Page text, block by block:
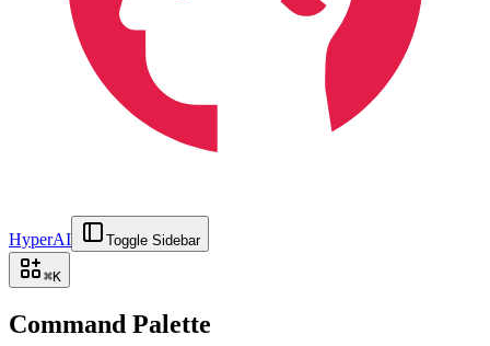
HyperAI Toggle Sidebar
⌘K
Command Palette